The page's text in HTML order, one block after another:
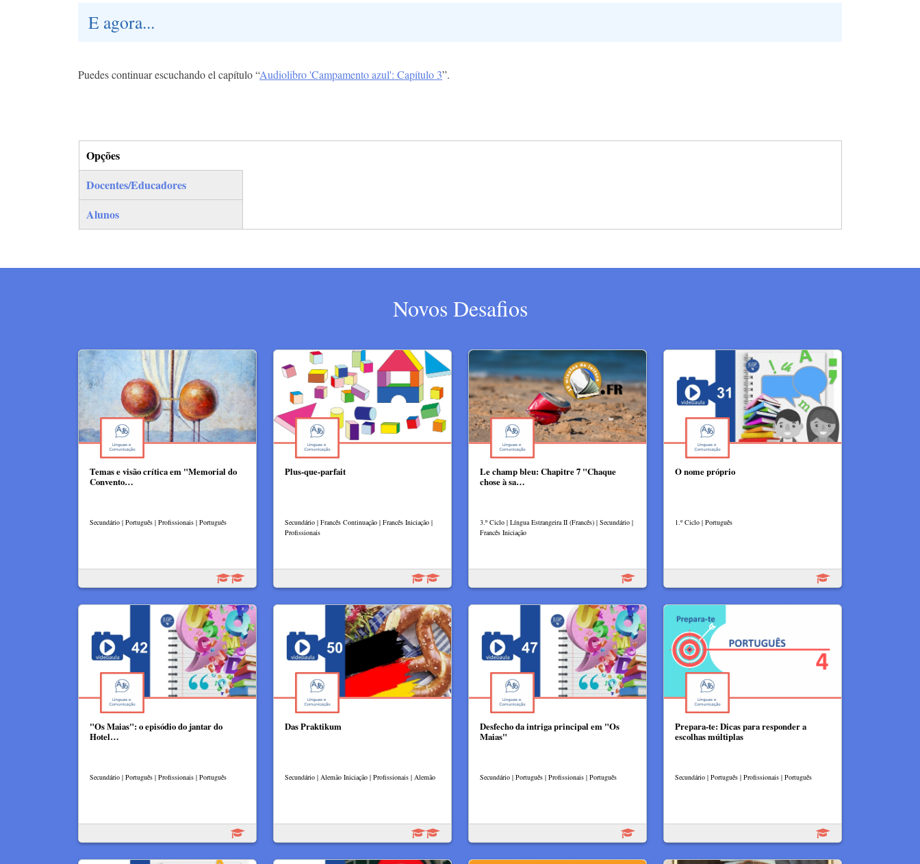
E agora...
Puedes continuar escuchando el capítulo “Audiolibro 'Campamento azul': Capítulo 3”.
Opções
(separador ativo)
Docentes/Educadores
Alunos
Novos Desafios
Temas e visão crítica em "Memorial do
Convento…
Secundário | Português | Profissionais | Português
Plus-que-parfait
Secundário | Francês Continuação | Francês Iniciação |
Profissionais
Le champ bleu: Chapitre 7 "Chaque
chose à sa…
3.º Ciclo | Língua Estrangeira II (Francês) | Secundário |
Francês Iniciação
O nome próprio
1.º Ciclo | Português
"Os Maias": o episódio do jantar do
Hotel…
Secundário | Português | Profissionais | Português
Das Praktikum
Secundário | Alemão Iniciação | Profissionais | Alemão
Desfecho da intriga principal em "Os
Maias"
Secundário | Português | Profissionais | Português
Prepara-te: Dicas para responder a
escolhas múltiplas
Secundário | Português | Profissionais | Português